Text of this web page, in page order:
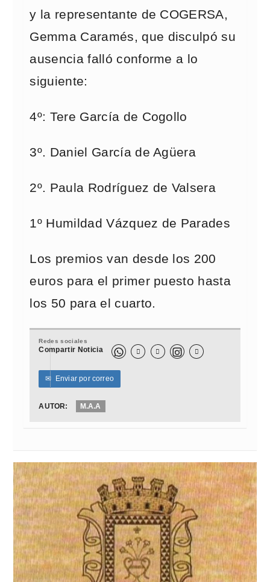
y la representante de COGERSA,
Gemma Caramés, que disculpó su
ausencia falló conforme a lo
siguiente:
4º: Tere García de Cogollo
3º. Daniel García de Agüera
2º. Paula Rodríguez de Valsera
1º Humildad Vázquez de Parades
Los premios van desde los 200
euros para el primer puesto hasta
los 50 para el cuarto.
Redes sociales
Compartir Noticia   
✉ Enviar por correo
AUTOR: M.A.A